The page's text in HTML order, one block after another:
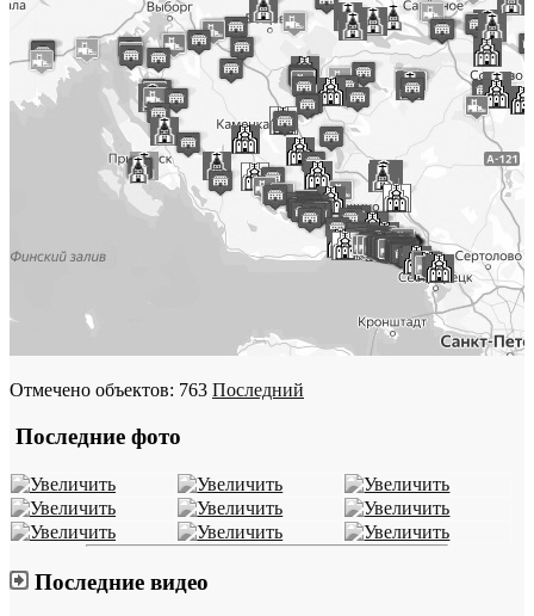
Отмечено объектов: 763 Последний
Последние фото
Последние видео